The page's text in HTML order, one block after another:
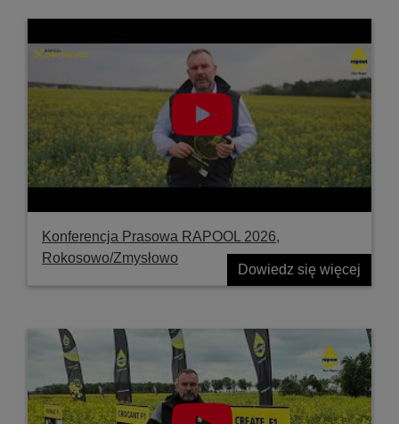
Konferencja Prasowa RAPOOL 2026,
Rokosowo/Zmysłowo
Dowiedz się więcej